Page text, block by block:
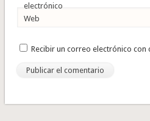
electrónico
Web
Recibir un correo electrónico con